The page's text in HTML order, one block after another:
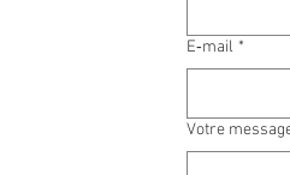
E‑mail *
Votre